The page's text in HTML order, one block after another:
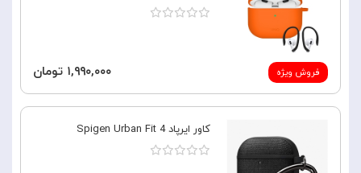
فروش ویژه ۱,۹۹۰,۰۰۰ تومان
کاور ایرپاد 4 Spigen Urban Fit